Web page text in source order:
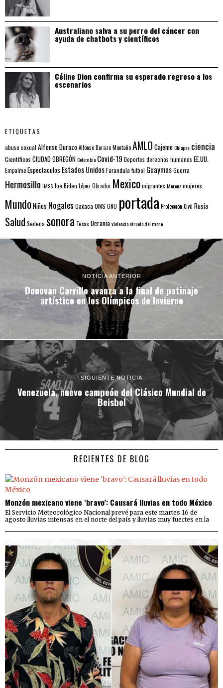
Australiano salva a su perro del cáncer con
ayuda de chatbots y científicos
Céline Dion confirma su esperado regreso a los
escenarios
ETIQUETAS
abuso sexual Alfonso DurazoAlfonso Durazo MontañoAMLO CajemeChiapas ciencia
Científicos CIUDAD OBREGÓNColombia Covid-19 Deportes derechos humanos EE.UU.
EmpalmeEspectaculos Estados UnidosFarandulafutbol GuaymasGuerra
Hermosillo IMSS Joe Biden López Obrador Mexicomigrantes Morenamujeres
MundoNiños Nogales Oaxaca OMS ONU portada Protección Civil Rusia
Salud Sedena sonora Texas Ucraniaviolenciaviruela del mono
NOTICIA ANTERIOR
Donovan Carrillo avanza a la final de patinaje
artístico en los Olímpicos de Invierno
SIGUIENTE NOTICIA
Venezuela, nuevo campeón del Clásico Mundial de
Beisbol
RECIENTES DE BLOG
Monzón mexicano viene ‘bravo’: Causará lluvias en todo México
El Servicio Meteorológico Nacional prevé para este martes 16 de
agosto lluvias intensas en el norte del país y lluvias muy fuertes en la